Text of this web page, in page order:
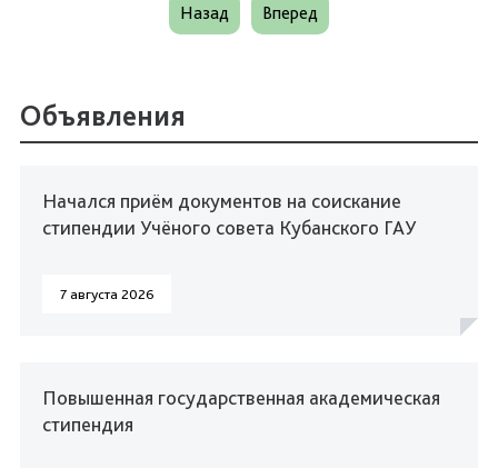
Назад Вперед
Объявления
Начался приём документов на соискание
стипендии Учёного совета Кубанского ГАУ
7 августа 2026
Повышенная государственная академическая
стипендия